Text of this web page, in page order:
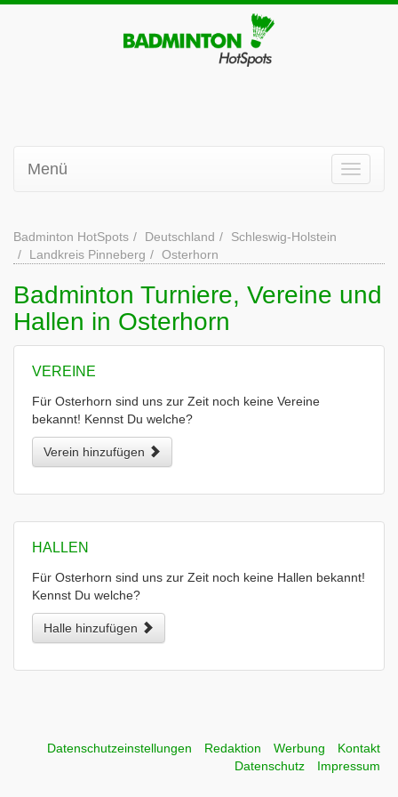
Menü
Badminton HotSpots Deutschland
Schleswig-Holstein
Landkreis Pinneberg
Osterhorn
Badminton Turniere, Vereine und
Hallen in Osterhorn
VEREINE
Für Osterhorn sind uns zur Zeit noch keine Vereine
bekannt! Kennst Du welche?
Verein hinzufügen
HALLEN
Für Osterhorn sind uns zur Zeit noch keine Hallen bekannt!
Kennst Du welche?
Halle hinzufügen
Datenschutzeinstellungen Redaktion Werbung
Kontakt
Datenschutz
Impressum